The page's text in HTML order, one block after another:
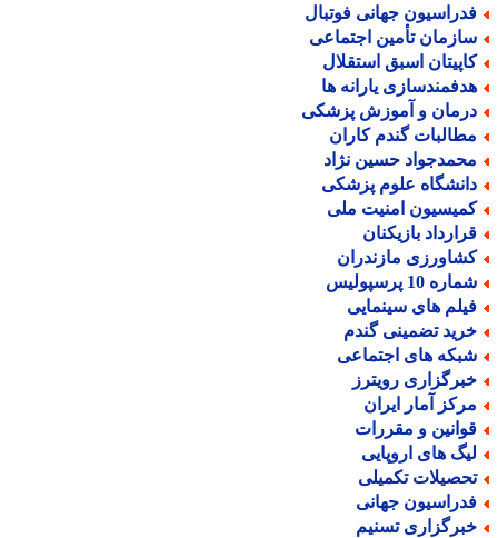
جهانی فوتبال
تأمین اجتماعی
اسبق استقلال
یارانه ها
و آموزش پزشکی
گندم کاران
حسین نژاد
علوم پزشکی
امنیت ملی
بازیکنان
مازندران
10 پرسپولیس
های سینمایی
تضمینی گندم
های اجتماعی
رویترز
آمار ایران
و مقررات
های اروپایی
تکمیلی
جهانی
تسنیم